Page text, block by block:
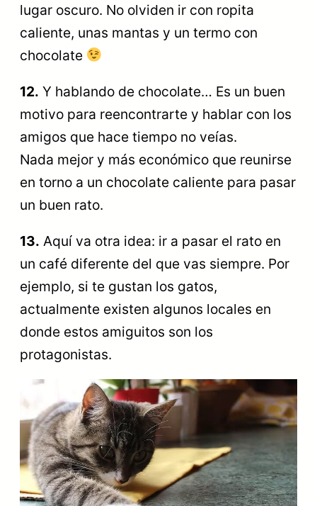
lugar oscuro. No olviden ir con ropita
caliente, unas mantas y un termo con
chocolate
12. Y hablando de chocolate… Es un buen
motivo para reencontrarte y hablar con los
amigos que hace tiempo no veías.
Nada mejor y más económico que reunirse
en torno a un chocolate caliente para pasar
un buen rato.
13. Aquí va otra idea: ir a pasar el rato en
un café diferente del que vas siempre. Por
ejemplo, si te gustan los gatos,
actualmente existen algunos locales en
donde estos amiguitos son los
protagonistas.